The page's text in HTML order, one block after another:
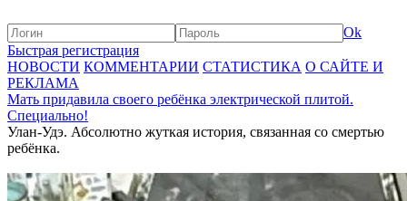
Ok
Быстрая регистрация
НОВОСТИ КОММЕНТАРИИ СТАТИСТИКА О САЙТЕ И
РЕКЛАМА
Мать придавила своего ребёнка электрической плитой.
Специально!
Улан-Удэ. Абсолютно жуткая история, связанная со смертью
ребёнка.